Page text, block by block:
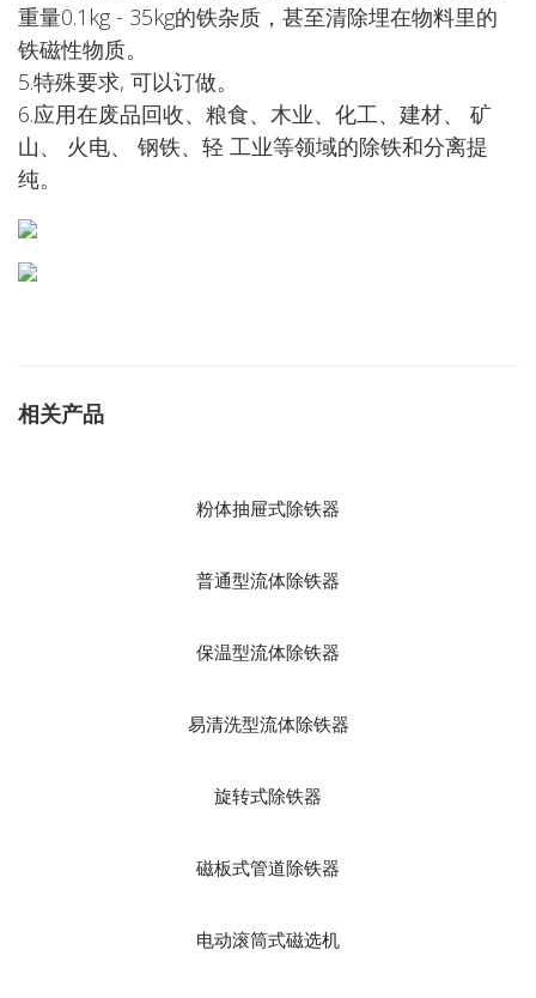
重量0.1kg - 35kg的铁杂质，甚至清除埋在物料里的
铁磁性物质。
5.特殊要求, 可以订做。
6.应用在废品回收、粮食、木业、化工、建材、 矿
山、 火电、 钢铁、轻 工业等领域的除铁和分离提
纯。
相关产品
粉体抽屉式除铁器
普通型流体除铁器
保温型流体除铁器
易清洗型流体除铁器
旋转式除铁器
磁板式管道除铁器
电动滚筒式磁选机